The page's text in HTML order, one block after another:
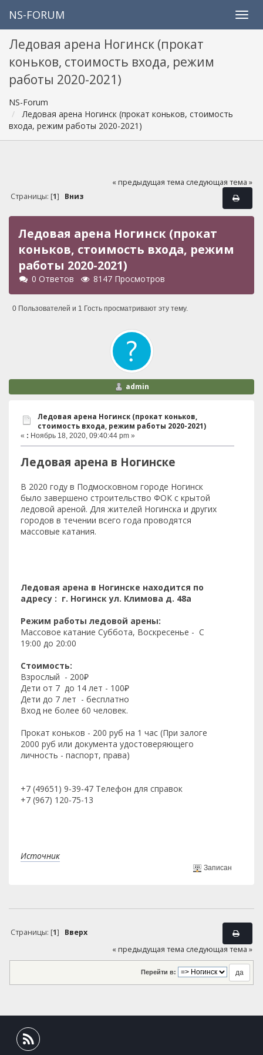
NS-FORUM
Ледовая арена Ногинск (прокат
коньков, стоимость входа, режим
работы 2020-2021)
NS-Forum
Ледовая арена Ногинск (прокат коньков, стоимость
входа, режим работы 2020-2021)
« предыдущая тема следующая тема »
Страницы: [1] Вниз
Ледовая арена Ногинск (прокат
коньков, стоимость входа, режим
работы 2020-2021)
0 Ответов 8147 Просмотров
0 Пользователей и 1 Гость просматривают эту тему.
admin
Ледовая арена Ногинск (прокат коньков,
стоимость входа, режим работы 2020-2021)
« : Ноябрь 18, 2020, 09:40:44 pm »
Ледовая арена в Ногинске
В 2020 году в Подмосковном городе Ногинск
было завершено строительство ФОК с крытой
ледовой ареной. Для жителей Ногинска и других
городов в течении всего года проводятся
массовые катания.
Ледовая арена в Ногинске находится по
адресу : г. Ногинск ул. Климова д. 48а
Режим работы ледовой арены:
Массовое катание Суббота, Воскресенье - С
19:00 до 20:00
Стоимость:
Взрослый - 200₽
Дети от 7 до 14 лет - 100₽
Дети до 7 лет - бесплатно
Вход не более 60 человек.
Прокат коньков - 200 руб на 1 час (При залоге
2000 руб или документа удостоверяющего
личность - паспорт, права)
+7 (49651) 9-39-47 Телефон для справок
+7 (967) 120-75-13
Источник
Записан
Страницы: [1] Вверх
« предыдущая тема следующая тема »
Перейти в: